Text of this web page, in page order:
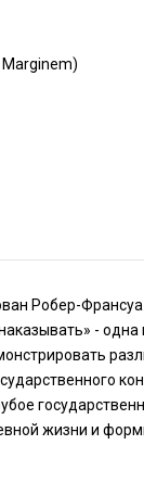
Робер-
-
жизни и